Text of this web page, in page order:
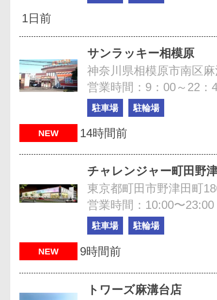
1日前
サンラッキー相模原
神奈川県相模原市南区
営業時間：9：00～22：
駐車場 駐輪場
NEW 14時間前
チャレンジャー町田野
東京都町田市野津田町
営業時間：10:00〜23:00
駐車場 駐輪場
NEW 9時間前
トワーズ麻溝台店